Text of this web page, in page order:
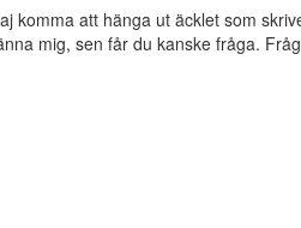
komma att hänga ut äcklet som
mig, sen får du kanske fråga.